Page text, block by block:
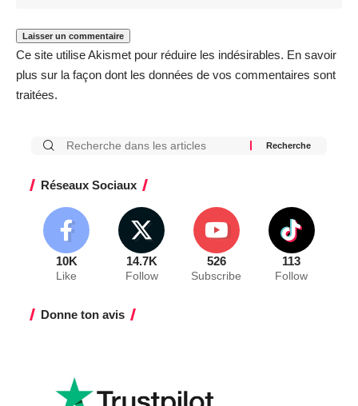
Ce site utilise Akismet pour réduire les indésirables. En savoir
plus sur la façon dont les données de vos commentaires sont
traitées.
Réseaux Sociaux
10K
Like
14.7K
Follow
526
Subscribe
113
Follow
Donne ton avis